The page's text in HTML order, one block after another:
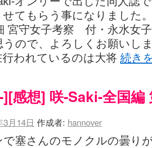
せてもらう事になりまし
宮守女子考察 付・永水女
うので、よろしくお願いし
行われているのは大将 続き
感想] 咲-Saki-全国編
3月14日 作成者: hannover
で塞さんのモノクルの曇り